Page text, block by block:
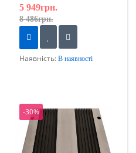
5 949грн.
8 486грн.
Наявність: В наявності
-30%